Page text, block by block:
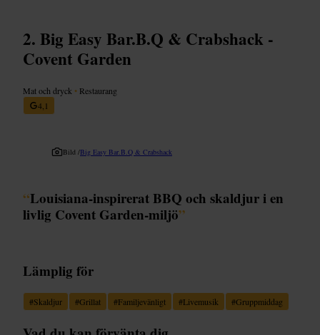
Big Easy Bar.B.Q & Crabshack -
Covent Garden
Mat och dryck • Restaurang
4,1
Bild /Big Easy Bar.B.Q & Crabshack
“Louisiana-inspirerat BBQ och skaldjur i en
livlig Covent Garden-miljö”
Lämplig för
#Skaldjur #Grillat #Familjevänligt #Livemusik #Gruppmiddag